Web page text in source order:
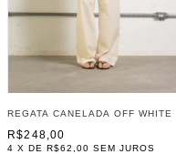
REGATA CANELADA OFF WHITE
R$248,00
4 X DER$62,00 SEM JUROS